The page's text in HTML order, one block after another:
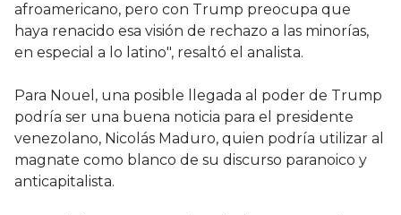
afroamericano, pero con Trump preocupa que
haya renacido esa visión de rechazo a las minorías,
en especial a lo latino", resaltó el analista.
Para Nouel, una posible llegada al poder de Trump
podría ser una buena noticia para el presidente
venezolano, Nicolás Maduro, quien podría utilizar al
magnate como blanco de su discurso paranoico y
anticapitalista.